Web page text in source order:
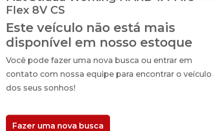
Flex 8V CS
Este veículo não está mais
disponível em nosso estoque
Você pode fazer uma nova busca ou entrar em
contato com nossa equipe para encontrar o veículo
dos seus sonhos!
Fazer uma nova busca